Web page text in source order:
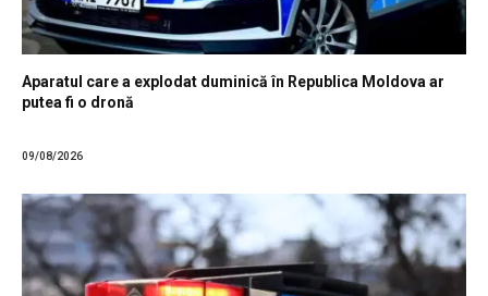
Aparatul care a explodat duminică în Republica Moldova ar
putea fi o dronă
09/08/2026